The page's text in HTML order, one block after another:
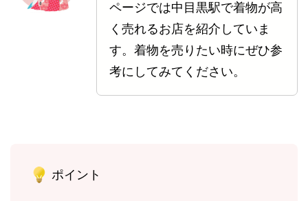
ページでは中目黒駅で着物が高
く売れるお店を紹介していま
す。着物を売りたい時にぜひ参
考にしてみてください。
ポイント